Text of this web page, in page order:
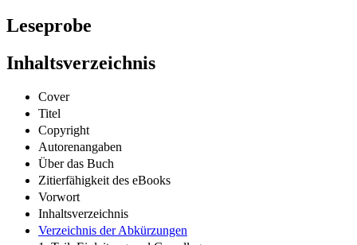
Leseprobe
Inhaltsverzeichnis
Cover
Titel
Copyright
Autorenangaben
Über das Buch
Zitierfähigkeit des eBooks
Vorwort
Inhaltsverzeichnis
Verzeichnis der Abkürzungen